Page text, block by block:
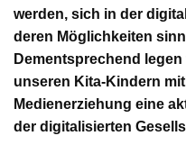
werden, sich in der
deren Möglichkeiten
Dementsprechend
unseren Kita-Kindern
Medienerziehung eine
der digitalisierten